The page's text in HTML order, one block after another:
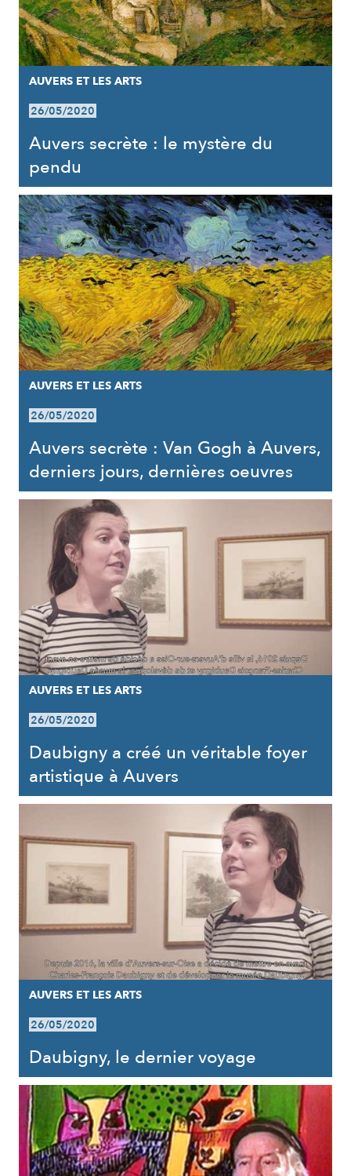
AUVERS ET LES ARTS
26/05/2020
Auvers secrète : le mystère du
pendu
AUVERS ET LES ARTS
26/05/2020
Auvers secrète : Van Gogh à Auvers,
derniers jours, dernières oeuvres
AUVERS ET LES ARTS
26/05/2020
Daubigny a créé un véritable foyer
artistique à Auvers
AUVERS ET LES ARTS
26/05/2020
Daubigny, le dernier voyage